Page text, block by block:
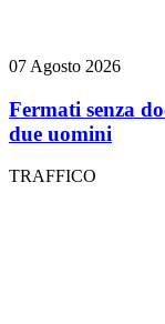
07 Agosto 2026
Fermati senza
due uomini
TRAFFICO